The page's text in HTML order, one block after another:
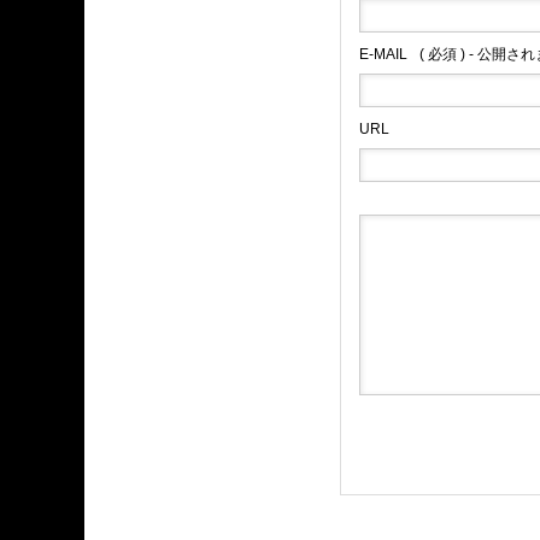
E-MAIL ( 必須 ) - 公開され
URL